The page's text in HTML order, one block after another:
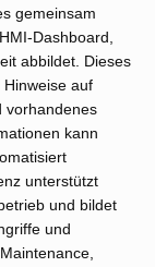
gemeinsam
Dashboard,
abbildet. Dieses
auf
vorhandenes
kann
unterstützt
und bildet
und